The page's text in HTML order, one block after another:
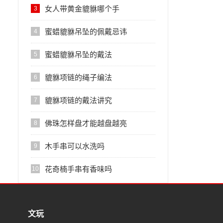
3 女人带黄金貔貅哪个手
4 蜜蜡貔貅吊坠的佩戴忌讳
5 蜜蜡貔貅吊坠的戴法
6 貔貅项链的绳子编法
7 貔貅项链的戴法讲究
8 佛珠怎样盘才能越盘越亮
9 木手串可以水洗吗
10 花奇楠手串有香味吗
文玩